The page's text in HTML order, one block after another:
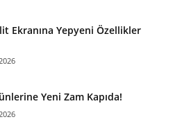
Ekranına Yepyeni Özellikler
Yeni Zam Kapıda!